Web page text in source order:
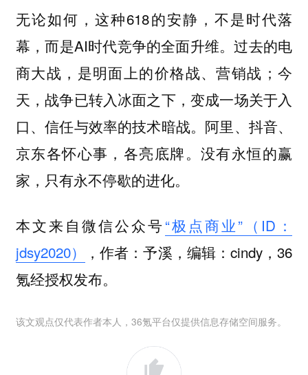
无论如何，这种618的安静，不是时代落
幕，而是AI时代竞争的全面升维。过去的电
商大战，是明面上的价格战、营销战；今
天，战争已转入冰面之下，变成一场关于入
口、信任与效率的技术暗战。阿里、抖音、
京东各怀心事，各亮底牌。没有永恒的赢
家，只有永不停歇的进化。
本文来自微信公众号“极点商业”（ID：
jdsy2020）
，作者：予溪，编辑：cindy，36
氪经授权发布。
该文观点仅代表作者本人，36氪平台仅提供信息存储空间服务。